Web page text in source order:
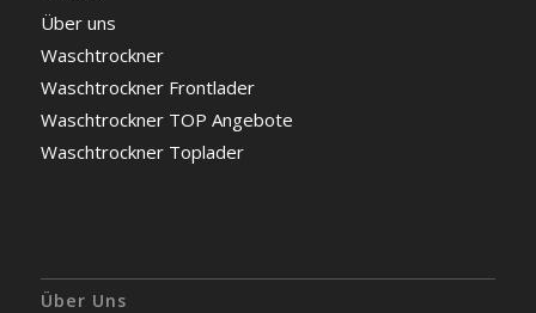
Über uns
Waschtrockner
Waschtrockner Frontlader
Waschtrockner TOP Angebote
Waschtrockner Toplader
Über Uns